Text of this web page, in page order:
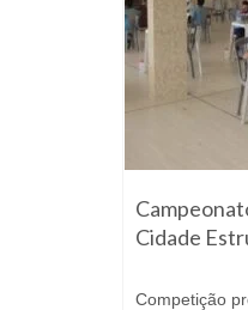
Cidade
Competição